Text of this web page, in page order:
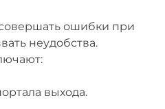
ошибки при
неудобства.
выхода.